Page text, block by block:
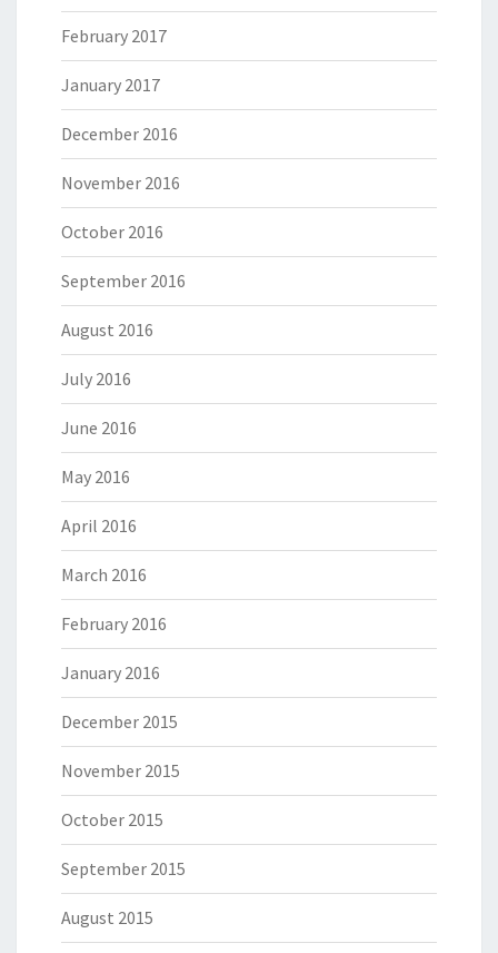
February 2017
January 2017
December 2016
November 2016
October 2016
September 2016
August 2016
July 2016
June 2016
May 2016
April 2016
March 2016
February 2016
January 2016
December 2015
November 2015
October 2015
September 2015
August 2015